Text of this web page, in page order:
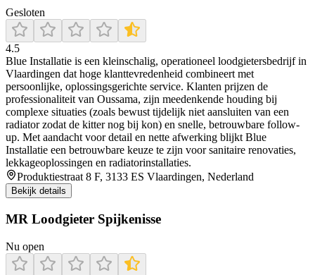
Gesloten
4.5
Blue Installatie is een kleinschalig, operationeel loodgietersbedrijf in
Vlaardingen dat hoge klanttevredenheid combineert met
persoonlijke, oplossingsgerichte service. Klanten prijzen de
professionaliteit van Oussama, zijn meedenkende houding bij
complexe situaties (zoals bewust tijdelijk niet aansluiten van een
radiator zodat de kitter nog bij kon) en snelle, betrouwbare follow-
up. Met aandacht voor detail en nette afwerking blijkt Blue
Installatie een betrouwbare keuze te zijn voor sanitaire renovaties,
lekkageoplossingen en radiatorinstallaties.
Produktiestraat 8 F, 3133 ES Vlaardingen, Nederland
Bekijk details
MR Loodgieter Spijkenisse
Nu open